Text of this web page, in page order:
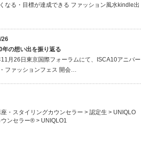
なる・目標が達成できる ファッション風水kindle出
26
年の想い出を振り返る
月26日東京国際フォーラムにて、ISCA10アニバー
ファッションフェス 開会…
・スタイリングカウンセラー > 認定生 > UNIQLO
ウンセラー®> UNIQLO1